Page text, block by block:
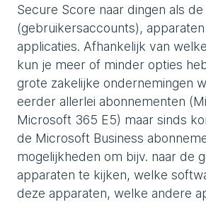
Secure Score naar dingen als
(gebruikersaccounts),
applicaties. Afhankelijk van
kun je meer of minder opties
grote zakelijke ondernemingen
eerder allerlei abonnementen
Microsoft 365 E5) maar sinds
de Microsoft Business
mogelijkheden om bijv. naar de
apparaten te kijken, welke
deze apparaten, welke andere